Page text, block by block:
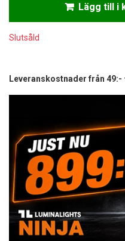
Slutsåld
Leveranskostnader från 49:-
Lägg till i